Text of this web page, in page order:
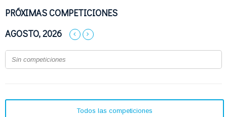
PRÓXIMAS COMPETICIONES
AGOSTO, 2026
Sin competiciones
Todos las competiciones